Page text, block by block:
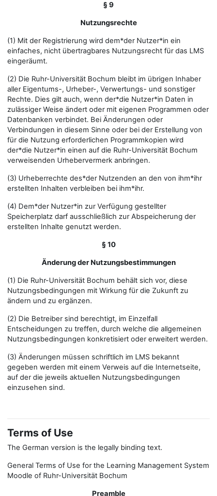
§ 9
Nutzungsrechte
(1) Mit der Registrierung wird dem*der Nutzer*in ein
einfaches, nicht übertragbares Nutzungsrecht für das LMS
eingeräumt.
(2) Die Ruhr-Universität Bochum bleibt im übrigen Inhaber
aller Eigentums-, Urheber-, Verwertungs- und sonstiger
Rechte. Dies gilt auch, wenn der*die Nutzer*in Daten in
zulässiger Weise ändert oder mit eigenen Programmen oder
Datenbanken verbindet. Bei Änderungen oder
Verbindungen in diesem Sinne oder bei der Erstellung von
für die Nutzung erforderlichen Programmkopien wird
der*die Nutzer*in einen auf die Ruhr-Universität Bochum
verweisenden Urhebervermerk anbringen.
(3) Urheberrechte des*der Nutzenden an den von ihm*ihr
erstellten Inhalten verbleiben bei ihm*ihr.
(4) Dem*der Nutzer*in zur Verfügung gestellter
Speicherplatz darf ausschließlich zur Abspeicherung der
erstellten Inhalte genutzt werden.
§ 10
Änderung der Nutzungsbestimmungen
(1) Die Ruhr-Universität Bochum behält sich vor, diese
Nutzungsbedingungen mit Wirkung für die Zukunft zu
ändern und zu ergänzen.
(2) Die Betreiber sind berechtigt, im Einzelfall
Entscheidungen zu treffen, durch welche die allgemeinen
Nutzungsbedingungen konkretisiert oder erweitert werden.
(3) Änderungen müssen schriftlich im LMS bekannt
gegeben werden mit einem Verweis auf die Internetseite,
auf der die jeweils aktuellen Nutzungsbedingungen
einzusehen sind.
Terms of Use
The German version is the legally binding text.
General Terms of Use for the Learning Management System
Moodle of Ruhr-Universität Bochum
Preamble